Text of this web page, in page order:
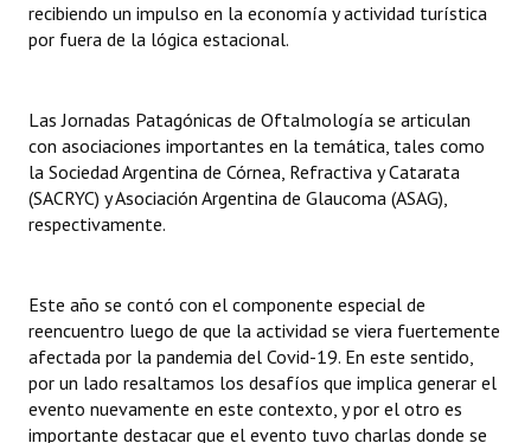
Noticias Destacadas
Datos Históricos
Premio al Mérito - Registro
Audiencias Públicas - Registro
Periodistas Decanos - Registro
Ciudadano Ilustre - Registro
Banca del Vecino - Registro
recibiendo un impulso en la economía y actividad turística
por fuera de la lógica estacional.
Las Jornadas Patagónicas de Oftalmología se articulan
con asociaciones importantes en la temática, tales como
la Sociedad Argentina de Córnea, Refractiva y Catarata
(SACRYC) y Asociación Argentina de Glaucoma (ASAG),
respectivamente.
Este año se contó con el componente especial de
reencuentro luego de que la actividad se viera fuertemente
afectada por la pandemia del Covid-19. En este sentido,
por un lado resaltamos los desafíos que implica generar el
evento nuevamente en este contexto, y por el otro es
importante destacar que el evento tuvo charlas donde se